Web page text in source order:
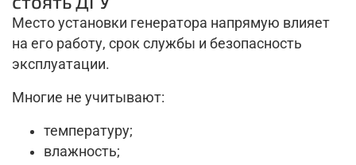
Место установки генератора напрямую влияет
на его работу, срок службы и безопасность
эксплуатации.
Многие не учитывают:
температуру;
влажность;